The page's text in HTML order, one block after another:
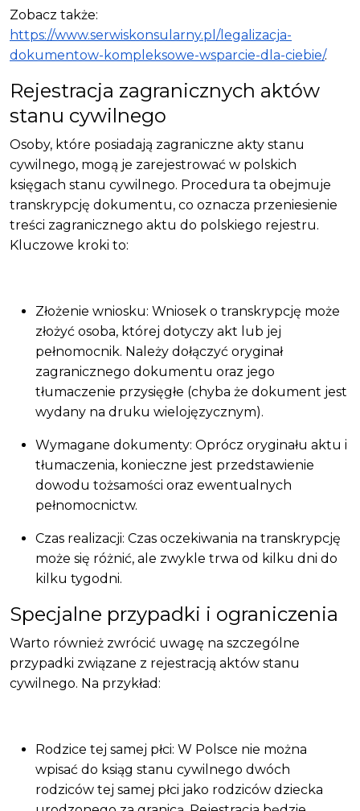
Zobacz także:
https://www.serwiskonsularny.pl/legalizacja-
dokumentow-kompleksowe-wsparcie-dla-ciebie/.
Rejestracja zagranicznych aktów
stanu cywilnego
Osoby, które posiadają zagraniczne akty stanu
cywilnego, mogą je zarejestrować w polskich
księgach stanu cywilnego. Procedura ta obejmuje
transkrypcję dokumentu, co oznacza przeniesienie
treści zagranicznego aktu do polskiego rejestru.
Kluczowe kroki to:
Złożenie wniosku: Wniosek o transkrypcję może
złożyć osoba, której dotyczy akt lub jej
pełnomocnik. Należy dołączyć oryginał
zagranicznego dokumentu oraz jego
tłumaczenie przysięgłe (chyba że dokument jest
wydany na druku wielojęzycznym).
Wymagane dokumenty: Oprócz oryginału aktu i
tłumaczenia, konieczne jest przedstawienie
dowodu tożsamości oraz ewentualnych
pełnomocnictw.
Czas realizacji: Czas oczekiwania na transkrypcję
może się różnić, ale zwykle trwa od kilku dni do
kilku tygodni.
Specjalne przypadki i ograniczenia
Warto również zwrócić uwagę na szczególne
przypadki związane z rejestracją aktów stanu
cywilnego. Na przykład:
Rodzice tej samej płci: W Polsce nie można
wpisać do ksiąg stanu cywilnego dwóch
rodziców tej samej płci jako rodziców dziecka